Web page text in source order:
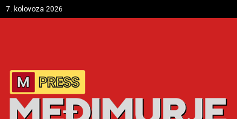
7. kolovoza 2026